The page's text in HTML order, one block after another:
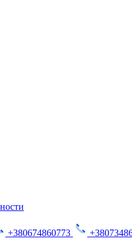
+380674860773